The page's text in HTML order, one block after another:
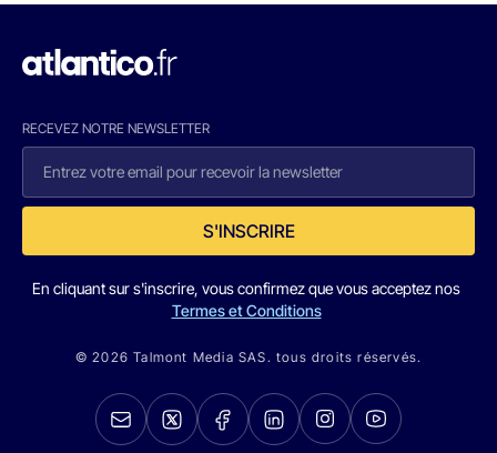
RECEVEZ NOTRE NEWSLETTER
S'INSCRIRE
En cliquant sur s'inscrire, vous confirmez que vous acceptez nos
Termes et Conditions
© 2026 Talmont Media SAS. tous droits réservés.